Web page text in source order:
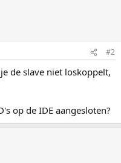
#2
de slave niet loskoppelt,
op de IDE aangesloten?